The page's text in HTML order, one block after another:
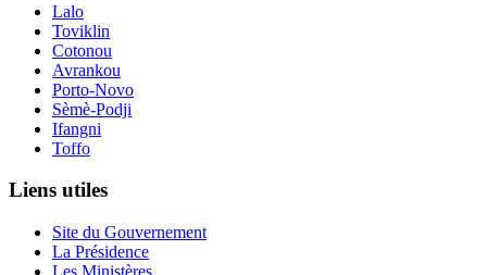
Lalo
Toviklin
Cotonou
Avrankou
Porto-Novo
Sèmè-Podji
Ifangni
Toffo
Liens utiles
Site du Gouvernement
La Présidence